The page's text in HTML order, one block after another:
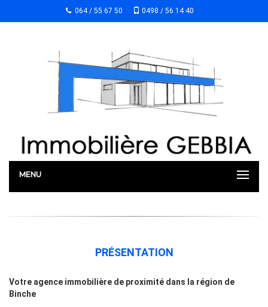
064 / 55 67 50 0498 / 56 14 40
MENU
PRÉSENTATION
Votre agence immobilière de proximité dans la région de
Binche